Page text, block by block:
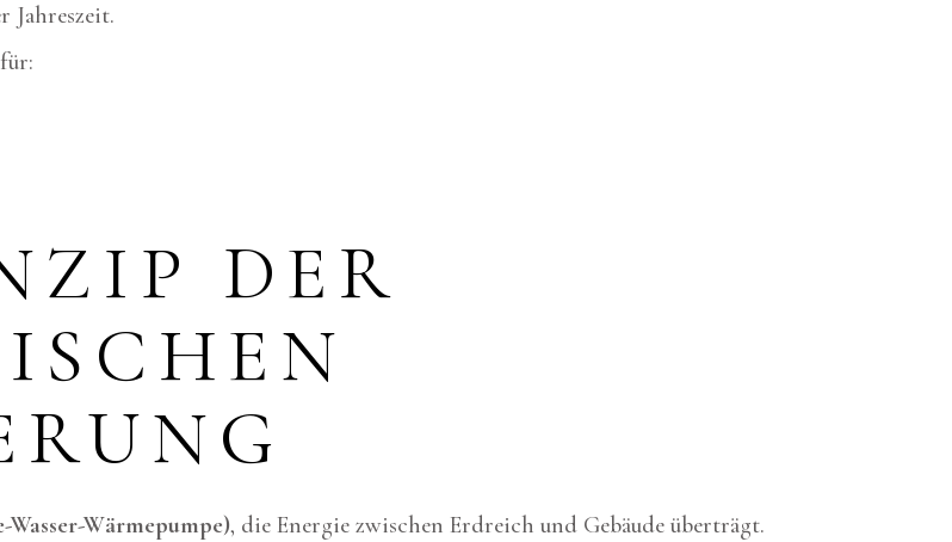
Jahreszeit.
DER
Wärmepumpe), die Energie zwischen Erdreich und Gebäude überträgt.